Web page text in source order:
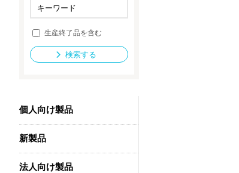
法人向け製品
生産終了品を含む
検索する
個人向け製品
新製品
法人向け製品